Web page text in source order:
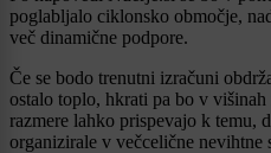
poglabljalo ciklonsko območje,
več dinamične podpore.
Če se bodo trenutni izračuni
ostalo toplo, hkrati pa bo v
razmere lahko prispevajo k temu,
organizirale v večcelične nevihtne